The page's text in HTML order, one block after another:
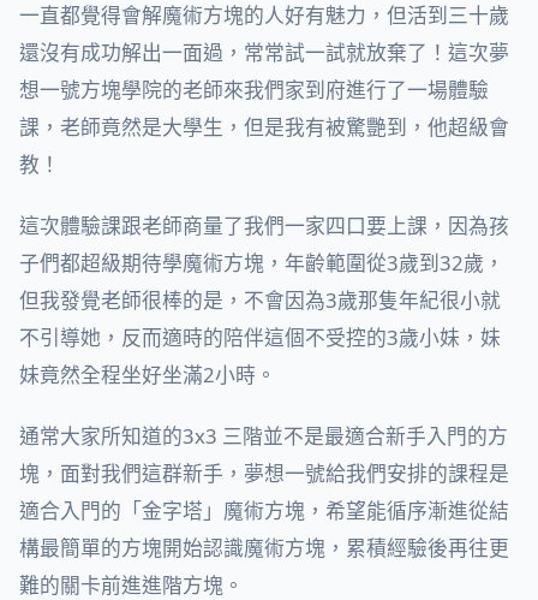
一直都覺得會解魔術方塊的人好有魅力，但活到三十歲
還沒有成功解出一面過，常常試一試就放棄了！這次夢
想一號方塊學院的老師來我們家到府進行了一場體驗
課，老師竟然是大學生，但是我有被驚艷到，他超級會
教！
這次體驗課跟老師商量了我們一家四口要上課，因為孩
子們都超級期待學魔術方塊，年齡範圍從3歲到32歲，
但我發覺老師很棒的是，不會因為3歲那隻年紀很小就
不引導她，反而適時的陪伴這個不受控的3歲小妹，妹
妹竟然全程坐好坐滿2小時。
通常大家所知道的3x3 三階並不是最適合新手入門的方
塊，面對我們這群新手，夢想一號給我們安排的課程是
適合入門的「金字塔」魔術方塊，希望能循序漸進從結
構最簡單的方塊開始認識魔術方塊，累積經驗後再往更
難的關卡前進進階方塊。